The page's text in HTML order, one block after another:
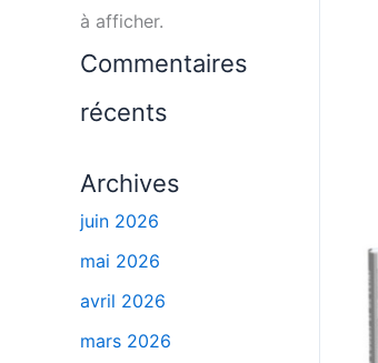
à afficher.
Commentaires
récents
Archives
juin 2026
mai 2026
avril 2026
mars 2026